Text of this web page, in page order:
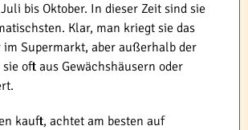
bis Oktober. In dieser Zeit sind sie
Klar, man kriegt sie das
im Supermarkt, aber außerhalb der
oft aus Gewächshäusern oder
kauft, achtet am besten auf